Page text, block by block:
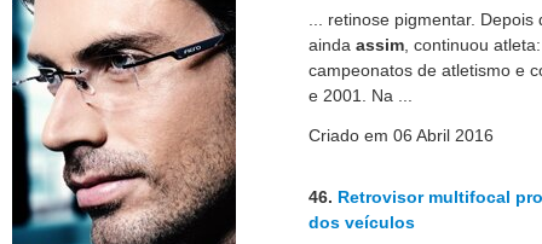
... retinose pigmentar.
ainda assim, continuou
campeonatos de atletismo e
e 2001. Na ...
Criado em 06 Abril 2016
46. Retrovisor multifocal
dos veículos